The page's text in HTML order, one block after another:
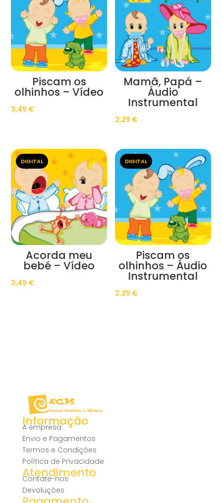
Piscam os
olhinhos – Vídeo
3,49 €
Mamã, Papá –
Áudio
Instrumental
2,29 €
DIGITAL
Acorda meu
bebé – Vídeo
3,49 €
DIGITAL
Piscam os
olhinhos – Áudio
Instrumental
2,29 €
Informação
A empresa
Envio e Pagamentos
Termos e Condições
Política de Privacidade
Atendimento
Contate-nos
Devoluções